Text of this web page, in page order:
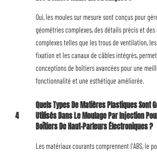
Oui, les moules sur mesure sont conçus pour
géométries complexes, des détails précis et
complexes telles que les trous de ventilation,
fixation et les canaux de câbles intégrés,
conceptions de boîtiers avancées pour une
fonctionnalité et une esthétique améliorée.
4
Quels Types De Matières Plastiques Sont
Utilisés Dans Le Moulage Par Injection
Boîtiers De Haut-Parleurs Électroniques ?
Les matériaux courants comprennent l'ABS, le